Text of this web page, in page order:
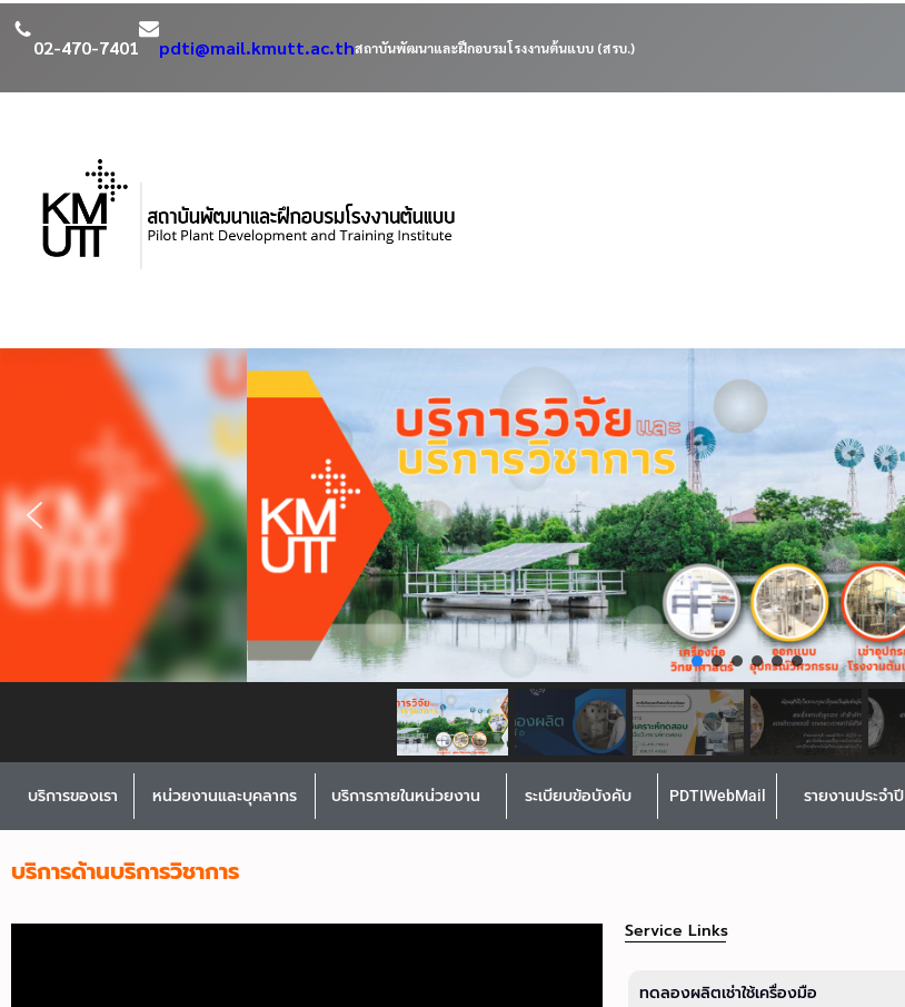
02-470-7401 pdti@mail.kmutt.ac.thสถาบันพัฒนาและฝึกอบรมโรงงานต้นแบบ (สรบ.)
บริการของเรา หน่วยงานและบุคลากร บริการภายในหน่วยงาน ระเบียบข้อบังคับ PDTIWebMail รายงานประจำปี
บริการด้านบริการวิชาการ
Service Links
ทดลองผลิตเช่าใช้เครื่องมือ